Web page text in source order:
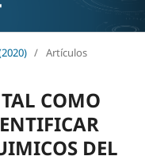
/ Artículos
COMO
DEL